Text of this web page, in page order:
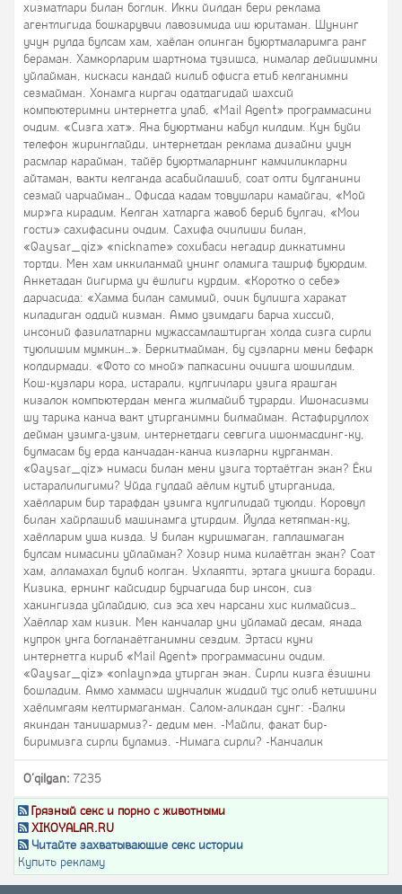
хизматлари билан боглик. Икки йилдан бери реклама
агентлигида бошкарувчи лавозимида иш юритаман. Шунинг
учун рулда булсам хам, хаёлан олинган буюртмаларимга ранг
бераман. Хамкорларим шартнома тузишса, нималар дейишимни
уйлайман, кискаси кандай килиб офисга етиб келганимни
сезмайман. Хонамга киргач одатдагидай шахсий
компьютеримни интернетга улаб, «Mail Agent» программасини
очдим. «Сизга хат». Яна буюртмани кабул килдим. Кун буйи
телефон жиринглайди, интернетдан реклама дизайни учун
расмлар карайман, тайёр буюртмаларнинг камчиликларни
айтаман, вакти келганда асабийлашиб, соат олти булганини
сезмай чарчайман… Офисда кадам товушлари камайгач, «Мой
мир»га кирадим. Келган хатларга жавоб бериб булгач, «Мои
гости» сахифасини очдим. Сахифа очилиши билан,
«Qaysar_qiz» «nickname» сохибаси негадир диккатимни
тортди. Мен хам иккиланмай унинг оламига ташриф буюрдим.
Анкетадан йигирма уч ёшлиги курдим. «Коротко о себе»
дарчасида: «Хамма билан самимий, очик булишга харакат
киладиган оддий кизман. Аммо узимдаги барча хиссий,
инсоний фазилатларни мужассамлаштирган холда сизга сирли
туюлишим мумкин…». Беркитмайман, бу сузларни мени бефарк
колдирмади. «Фото со мной» папкасини очишга шошилдим.
Кош-кузлари кора, истарали, кулгичлари узига ярашган
кизалок компьютердан менга жилмайиб турарди. Ишонасизми
шу тарика канча вакт утирганимни билмайман. Астафируллох
дейман узимга-узим, интернетдаги севгига ишонмасдинг-ку,
булмасам бу ерда канчадан-канча кизларни курганман.
«Qaysar_qiz» нимаси билан мени узига тортаётган экан? Ёки
истаралилигими? Уйда гулдай аёлим кутиб утирганида,
хаёлларим бир тарафдан узимга кулгилидай туюлди. Коровул
билан хайрлашиб машинамга утирдим. Йулда кетяпман-ку,
хаёлларим уша кизда. У билан куришмаган, гаплашмаган
булсам нимасини уйлайман? Хозир нима килаётган экан? Соат
хам, алламахал булиб колган. Ухлаяпти, эртага укишга боради.
Кизика, ернинг кайсидир бурчагида бир инсон, сиз
хакингизда уйлайдию, сиз эса хеч нарсани хис килмайсиз…
Хаёллар хам кизик. Мен канчалар уни уйламай десам, янада
купрок унга богланаётганимни сездим. Эртаси куни
интернетга кириб «Mail Agent» программасини очдим.
«Qaysar_qiz» «onlayn»да утирган экан. Сирли кизга ёзишни
бошладим. Аммо хаммаси шунчалик жиддий тус олиб кетишини
хаёлимгаям келтирмаганман. Салом-аликдан сунг: -Балки
якиндан танишармиз?- дедим мен. -Майли, факат бир-
биримизга сирли буламиз. -Нимага сирли? -Канчалик
O'qilgan: 7235
Грязный секс и порно с животными
XIKOYALAR.RU
Читайте захватывающие секс истории
Купить рекламу